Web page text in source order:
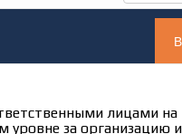
лицами на
уровне за организацию и